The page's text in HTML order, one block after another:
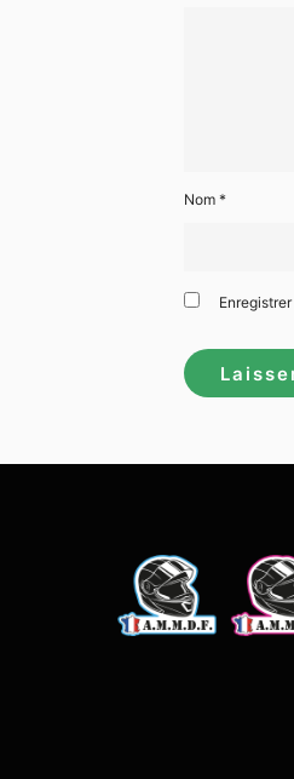
Nom *